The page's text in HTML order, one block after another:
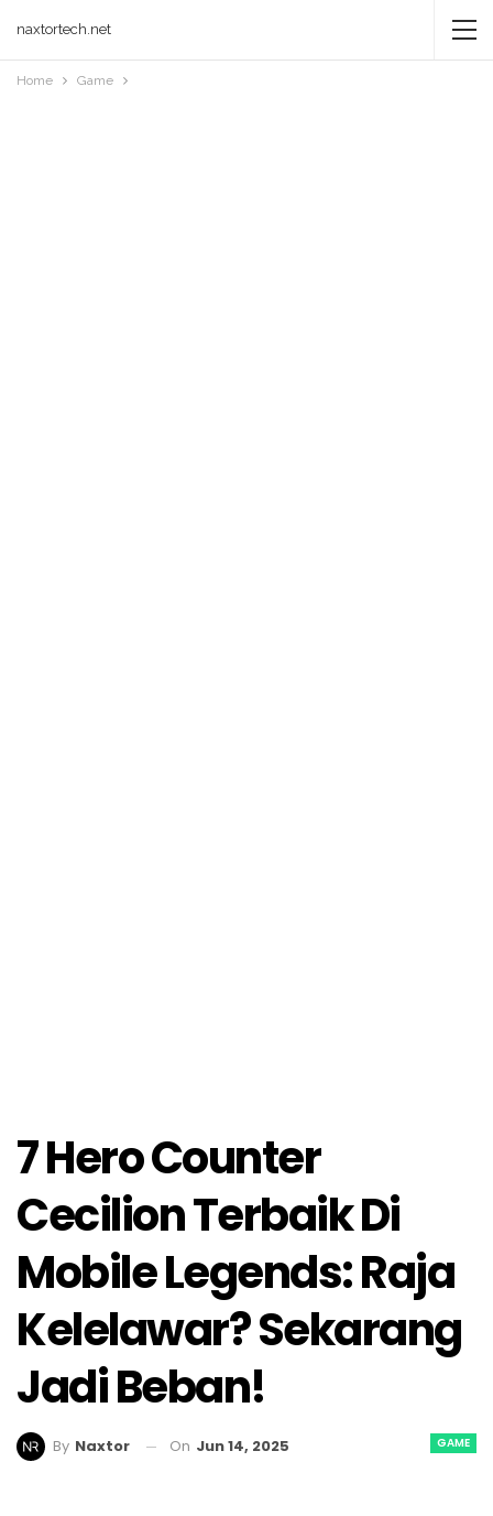
naxtortech.net
Home Game
7 Hero Counter
Cecilion Terbaik Di
Mobile Legends: Raja
Kelelawar? Sekarang
Jadi Beban!
GAME
By Naxtor On Jun 14, 2025